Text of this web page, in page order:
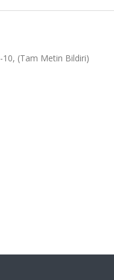
10, (Tam Metin Bildiri)